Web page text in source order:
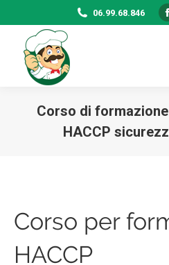
06.99.68.846
Corso di
HACCP
Corso per
HACCP